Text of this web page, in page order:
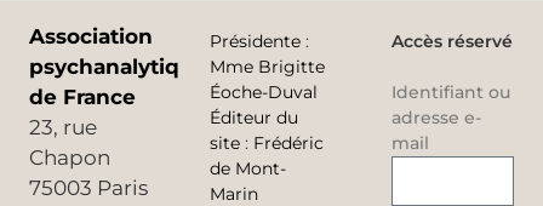
Association
psychanalytique
de France
23, rue
Chapon
75003 Paris
Présidente :
Mme Brigitte
Éoche-Duval
Éditeur du
site : Frédéric
de Mont-
Marin
Accès réservé
Identifiant ou
adresse e-
mail